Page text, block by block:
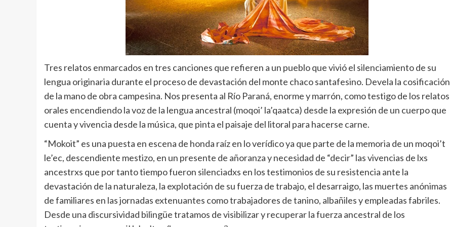
Tres relatos enmarcados en tres canciones que refieren a un pueblo que vivió el silenciamiento de su
lengua originaria durante el proceso de devastación del monte chaco santafesino. Devela la cosificación
de la mano de obra campesina. Nos presenta al Río Paraná, enorme y marrón, como testigo de los relatos
orales encendiendo la voz de la lengua ancestral (moqoi’ la’qaatca) desde la expresión de un cuerpo que
cuenta y vivencia desde la música, que pinta el paisaje del litoral para hacerse carne.
“Mokoit” es una puesta en escena de honda raíz en lo verídico ya que parte de la memoria de un moqoi’t
le’ec, descendiente mestizo, en un presente de añoranza y necesidad de “decir” las vivencias de lxs
ancestrxs que por tanto tiempo fueron silenciadxs en los testimonios de su resistencia ante la
devastación de la naturaleza, la explotación de su fuerza de trabajo, el desarraigo, las muertes anónimas
de familiares en las jornadas extenuantes como trabajadores de tanino, albañiles y empleadas fabriles.
Desde una discursividad bilingüe tratamos de visibilizar y recuperar la fuerza ancestral de los